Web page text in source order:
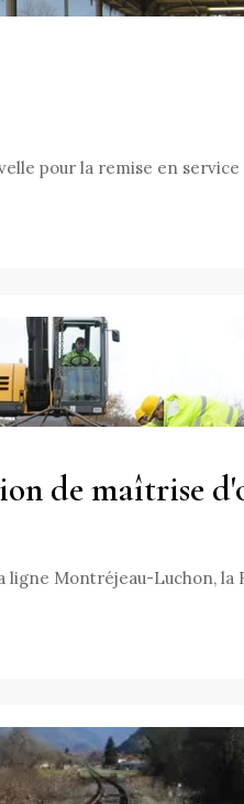
pour la remise en
de maîtrise
ligne Montréjeau-Luchon, la